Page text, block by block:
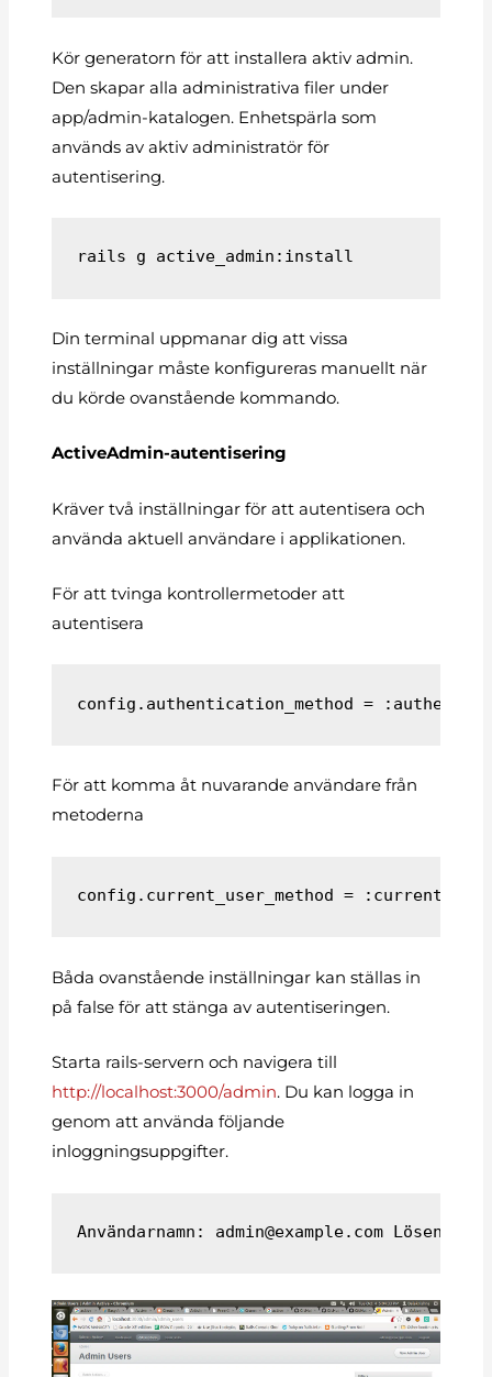
Kör generatorn för att installera aktiv admin.
Den skapar alla administrativa filer under
app/admin-katalogen. Enhetspärla som
används av aktiv administratör för
autentisering.
rails g active_admin:install
Din terminal uppmanar dig att vissa
inställningar måste konfigureras manuellt när
du körde ovanstående kommando.
ActiveAdmin-autentisering
Kräver två inställningar för att autentisera och
använda aktuell användare i applikationen.
För att tvinga kontrollermetoder att
autentisera
config.authentication_method =
För att komma åt nuvarande användare från
metoderna
config.current_user_method =
Båda ovanstående inställningar kan ställas in
på false för att stänga av autentiseringen.
Starta rails-servern och navigera till
http://localhost:3000/admin. Du kan logga in
genom att använda följande
inloggningsuppgifter.
Användarnamn: admin@example.com Lösenord: